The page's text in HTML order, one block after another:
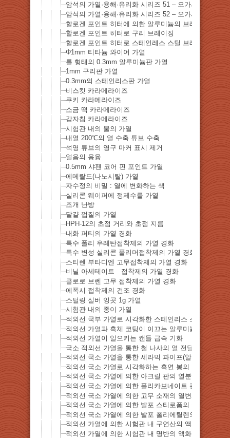
암석의 가열·용해·유리화 시리즈 51 – 오가사와라 제
암석의 가열·용해·유리화 시리즈 52 – 오가사와라 제
할로겐 포인트 히터에 의한 알루미늄의 브레이징
할로겐 포인트 히터로 구리 브레이징
할로겐 포인트 히터로 스테인레스 스틸 브레이징
Φ1mm 티타늄 와이어 가열
롤 형태의 0.3mm 알루미늄판 가열
1mm 구리판 가열
0.3mm의 스테인리스판 가열
비스킷 카라메라이즈
쿠키 카라메라이즈
소금 떡 카라메라이즈
감자칩 카라메라이즈
시험관 내의 물의 가열
내열 200℃의 열 수축 튜브 수축
석영 튜브의 영구 마커 표시 제거
얼음의 용융
0.5mm 샤펜 코어 핀 포인트 가열
에메랄드(나노시탈) 가열
자수정의 비밀 : 열에 변화하는 색
실리콘 웨이퍼에 정제수를 가열
조개 난방
달걀 껍질의 가열
HPH-12의 초점 거리와 초점 지름
내화 퍼티의 가열 경화
특수 폴리 우레탄접착제의 가열 경화
특수 변성 실리콘 폴리머접착제의 가열 경화
스티렌 부타디엔 고무접착제의 가열 경화
비닐 아세테이트 접착제의 가열 경화
클로로 브렌 고무 접착제의 가열 경화
에폭시 접착제의 건조 경화
스털링 실버 잉곳 1g 가열
시험관 내의 종이 가열
적외선 국부 가열로 시각화한 스테인리스 스틸 나사의
적외선 가열과 흑체 코팅이 이끄는 알루미늄 와이어의
적외선 가열이 일으키는 캔들 급속 기화
국소 적외선 가열을 통한 철 나사의 열 전달 시각화
적외선 국소 가열을 통한 세라믹 파이프(알루미나)의
적외선 국소 가열로 시각화하는 흑연 봉의 열 전달
적외선 국소 가열에 의한 아크릴 판의 열분해
적외선 국소 가열에 의한 폴리카보네이트 판의 열분해
적외선 국소 가열에 의한 고무 소재의 열변화
적외선 국소 가열에 의한 발포 스티로폼의 급속 용해
적외선 국소 가열에 의한 발포 폴리에틸렌의 급속 용해
적외선 가열에 의한 시험관 내 구연산의 액화
적외선 가열에 의한 시험관 내 명반의 액화